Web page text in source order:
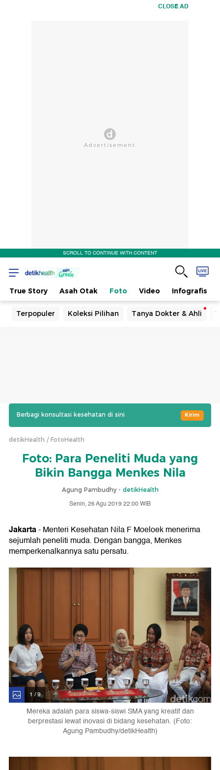
CLOSE AD
SCROLL TO CONTINUE WITH CONTENT
True Story Asah Otak Foto Video Infografis
Terpopuler Koleksi Pilihan Tanya Dokter & Ahli
Berbagi konsultasi kesehatan di sini Kirim
detikHealth FotoHealth
Foto: Para Peneliti Muda yang
Bikin Bangga Menkes Nila
Agung Pambudhy - detikHealth
Senin, 26 Agu 2019 22:00 WIB
Jakarta- Menteri Kesehatan Nila F Moeloek menerima
sejumlah peneliti muda. Dengan bangga, Menkes
memperkenalkannya satu persatu.
1 / 9
Mereka adalah para siswa-siswi SMA yang kreatif dan
berprestasi lewat inovasi di bidang kesehatan. (Foto:
Agung Pambudhy/detikHealth)